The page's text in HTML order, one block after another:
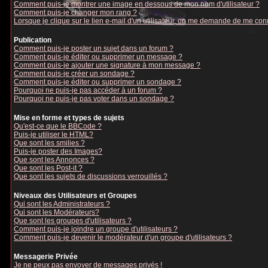
Comment puis-je montrer une image en dessous de mon nom d'utilisateur ?
Comment puis-je changer mon rang ?
Lorsque je clique sur le lien e-mail d'un utilisateur, on me demande de me
Publication
Comment puis-je poster un sujet dans un forum ?
Comment puis-je éditer ou supprimer un message ?
Comment puis-je ajouter une signature à mon message ?
Comment puis-je créer un sondage ?
Comment puis-je éditer ou supprimer un sondage ?
Pourquoi ne puis-je pas accéder à un forum ?
Pourquoi ne puis-je pas voter dans un sondage ?
Mise en forme et types de sujets
Qu'est-ce que le BBCode ?
Puis-je utiliser le HTML?
Que sont les smilies ?
Puis-je poster des Images?
Que sont les Annonces ?
Que sont les Post-it ?
Que sont les sujets de discussions verrouillés ?
Niveaux des Utilisateurs et Groupes
Qui sont les Administrateurs ?
Qui sont les Modérateurs?
Que sont les groupes d'utilisateurs ?
Comment puis-je joindre un groupe d'utilisateurs ?
Comment puis-je devenir le modérateur d'un groupe d'utilisateurs ?
Messagerie Privée
Je ne peux pas envoyer de messages privés !